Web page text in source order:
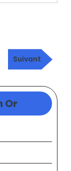
Article
suivant
Suivant
Or